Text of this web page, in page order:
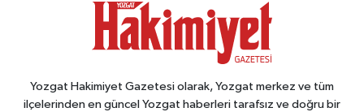
Yozgat Hakimiyet Gazetesi olarak, Yozgat merkez ve tüm
ilçelerinden en güncel Yozgat haberleri tarafsız ve doğru bir